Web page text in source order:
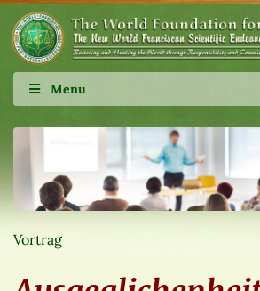
Menu
Vortrag